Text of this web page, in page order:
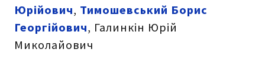
Юрійович, Тимошевський Борис
Георгійович, Галинкін Юрій
Миколайович